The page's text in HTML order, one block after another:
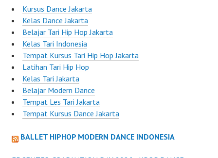
Kursus Dance Jakarta
Kelas Dance Jakarta
Belajar Tari Hip Hop Jakarta
Kelas Tari Indonesia
Tempat Kursus Tari Hip Hop Jakarta
Latihan Tari Hip Hop
Kelas Tari Jakarta
Belajar Modern Dance
Tempat Les Tari Jakarta
Tempat Kursus Dance Jakarta
BALLET HIPHOP MODERN DANCE INDONESIA